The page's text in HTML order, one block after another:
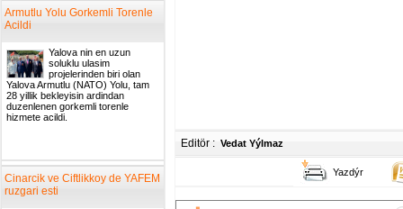
Editör : Vedat Yýlmaz
Yazdýr
Armutlu Yolu Gorkemli Torenle
Acildi
Yalova nin en uzun
soluklu ulasim
projelerinden biri olan
Yalova Armutlu (NATO) Yolu, tam
28 yillik bekleyisin ardindan
duzenlenen gorkemli torenle
hizmete acildi.
Cinarcik ve Ciftlikkoy de YAFEM
ruzgari esti